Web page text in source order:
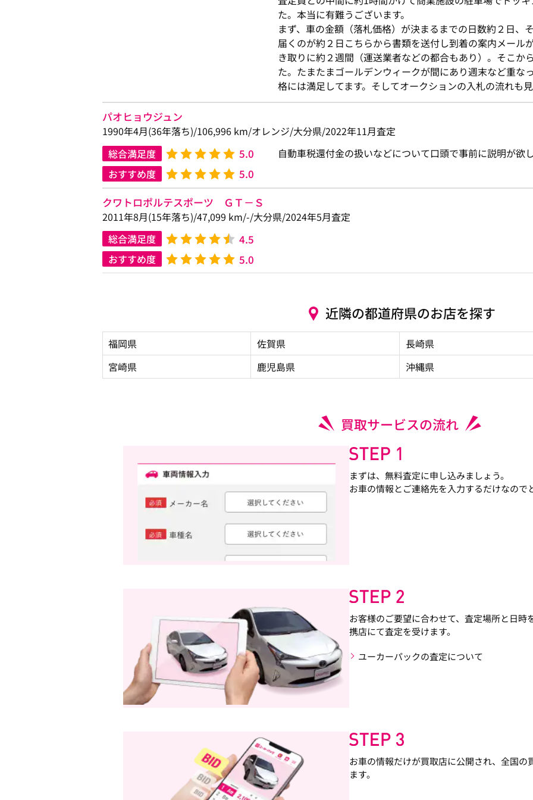
た。本当に有難うございます。
まず、車の金額（落札価格）が決まるまでの日数約２日、
届くのが約２日こちらから書類を送付し到着の案内メール
き取りに約２週間（運送業者などの都合もあり）。そこか
た。たまたまゴールデンウィークが間にあり週末など重な
格には満足してます。そしてオークションの入札の流れも
パオヒョウジュン
1990年4月(36年落ち)/106,996 km/オレンジ/大分県/2022年11月査定
総合満足度
5.0
おすすめ度 5.0
自動車税還付金の扱いなどについて口頭で事前に説明が欲
クワトロポルテスポーツ ＧＴ－Ｓ
2011年8月(15年落ち)/47,099 km/-/大分県/2024年5月査定
総合満足度
4.5
おすすめ度 5.0
近隣の都道府県のお店を探す
福岡県 佐賀県
長崎県
宮崎県
鹿児島県 沖縄県
買取サービスの流れ
まずは、無料査定に申し込みましょう。
お車の情報とご連絡先を入力するだけなので
お客様のご要望に合わせて、査定場所と日時
携店にて査定を受けます。
ユーカーパックの査定について
お車の情報だけが買取店に公開され、全国の
ます。